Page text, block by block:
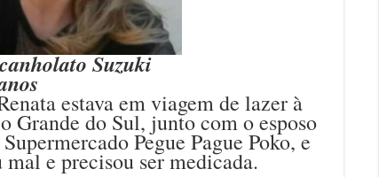
Suzuki
estava em viagem de lazer à
Grande do Sul, junto com o esposo
Pegue Pague Poko, e
mal e precisou ser medicada.